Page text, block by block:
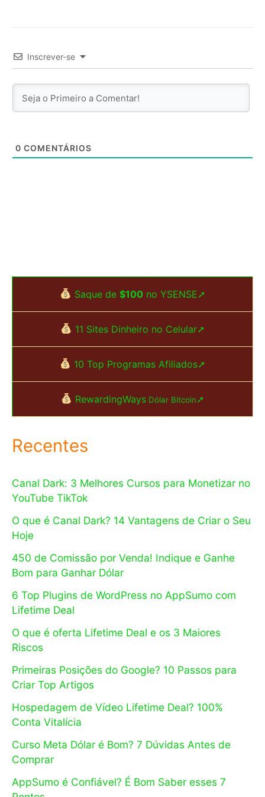
Inscrever-se
0 COMENTÁRIOS
Saque de $100no YSENSE➚
11 Sites Dinheiro no Celular➚
10 Top Programas Afiliados➚
RewardingWays Dólar Bitcoin➚
Recentes
Canal Dark: 3 Melhores Cursos para Monetizar no
YouTube TikTok
O que é Canal Dark? 14 Vantagens de Criar o Seu
Hoje
450 de Comissão por Venda! Indique e Ganhe
Bom para Ganhar Dólar
6 Top Plugins de WordPress no AppSumo com
Lifetime Deal
O que é oferta Lifetime Deal e os 3 Maiores
Riscos
Primeiras Posições do Google? 10 Passos para
Criar Top Artigos
Hospedagem de Vídeo Lifetime Deal? 100%
Conta Vitalícia
Curso Meta Dólar é Bom? 7 Dúvidas Antes de
Comprar
AppSumo é Confiável? É Bom Saber esses 7